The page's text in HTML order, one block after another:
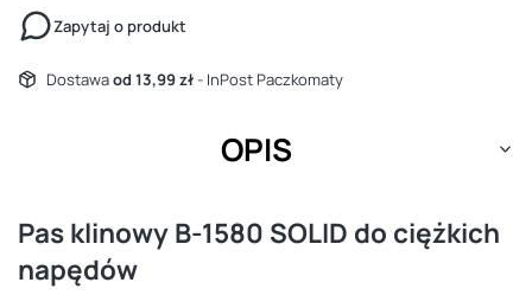
Zapytaj o produkt
Dostawaod 13,99 zł- InPost Paczkomaty
OPIS
Pas klinowy B-1580 SOLID do ciężkich
napędów